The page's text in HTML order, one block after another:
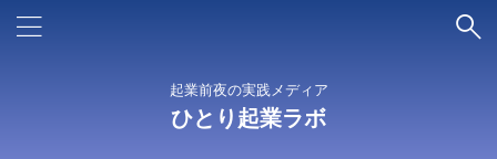
起業前夜の実践メディア
ひとり起業ラボ